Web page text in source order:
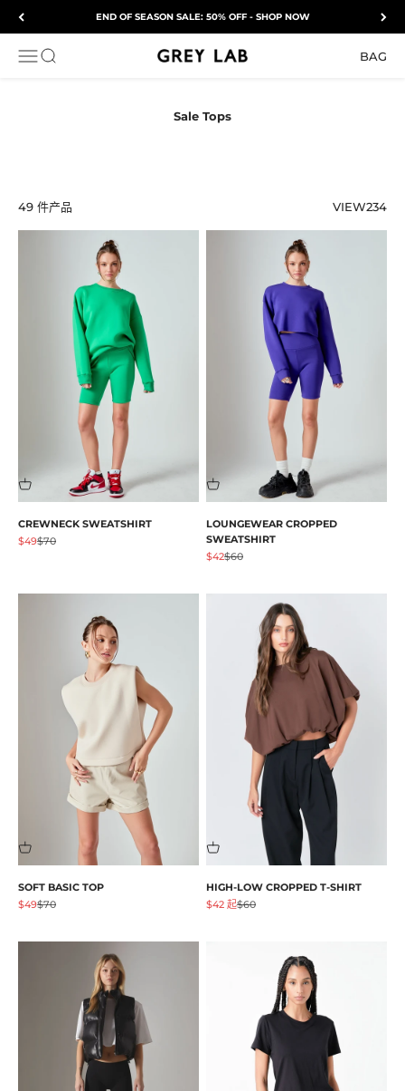
END OF SEASON SALE: 50% OFF - SHOP NOW
打开导航菜单
打开搜索 Grey Lab BAG
49 件产品 VIEW234
CREWNECK SWEATSHIRT
促销价格
$49原价
$70
LOUNGEWEAR CROPPED
SWEATSHIRT
促销价格
$42原价
$60
SOFT BASIC TOP
促销价格
$49原价
$70
HIGH-LOW CROPPED T-SHIRT
促销价格
$42 起原价
$60